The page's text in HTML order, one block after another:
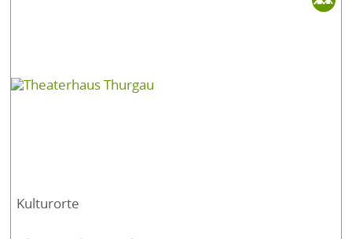
Kulturorte